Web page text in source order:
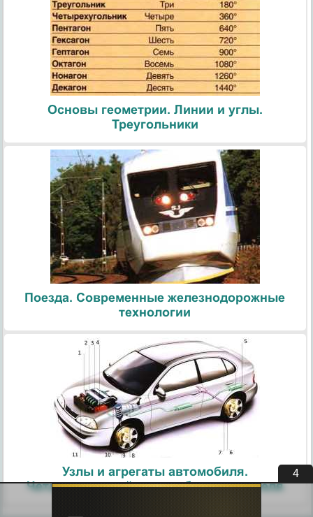
Основы геометрии. Линии и углы.
Треугольники
Поезда. Современные железнодорожные
технологии
Узлы и агрегаты автомобиля.
Четырехтактный цикл работы двигателя
4